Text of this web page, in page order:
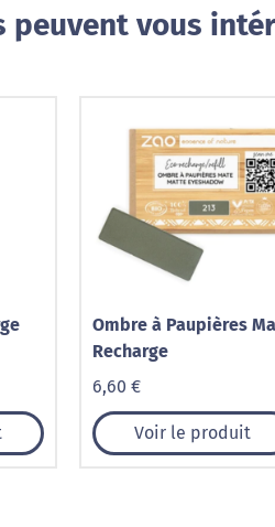
peuvent vous
Ombre à Paupières
Recharge
6,60 €
Voir le produit